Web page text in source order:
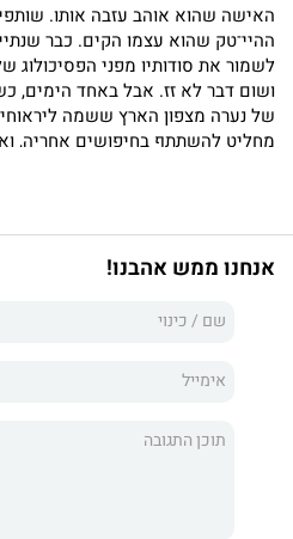
האישה שהוא אוהב עזבה אותו.
ההיי־טק שהוא עצמו הקים. כבר
לשמור את סודותיו מפני הפסיכולוג
ושום דבר לא זז. אבל באחד הימים,
של נערה מצפון הארץ ששמה
מחליט להשתתף בחיפושים אחריה,
סיפורה של הנערה שיצאה מביתה
ומצחיק ועצוב, המתגורר במדינת
של ימינו. ספריו הקודמים של
ורב־המכר עטור השבחים בשבילה
אנחנו ממש אהבנו!